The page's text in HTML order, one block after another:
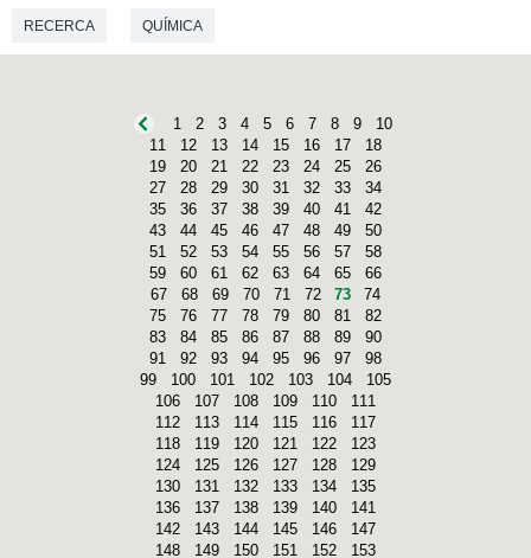
RECERCA QUÍMICA
1 2 3 4 5 6 7 8 9
10
11
12 13 14 15 16 17
18
19
20 21 22 23 24 25
26
27
28 29 30 31 32 33
34
35
36 37 38 39 40 41
42
43
44 45 46 47 48 49
50
51
52 53 54 55 56 57
58
59
60 61 62 63 64 65
66
67
68 69 70 71 72 73
74
75
76 77 78 79 80 81
82
83
84 85 86 87 88 89
90
91
92 93 94 95 96 97
98
99
100 101 102 103 104
105
106
107 108 109 110
111
112
113 114 115 116
117
118
119 120 121 122
123
124
125 126 127 128
129
130
131 132 133 134
135
136
137 138 139 140
141
142
143 144 145 146
147
148
149 150 151 152
153